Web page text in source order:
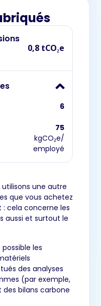
0,8 tCO₂e
6
75
kgCO₂e/
employé
une autre
que vous achetez
cela concerne les
aussi et surtout le
les
des analyses
(par exemple,
des bilans carbone